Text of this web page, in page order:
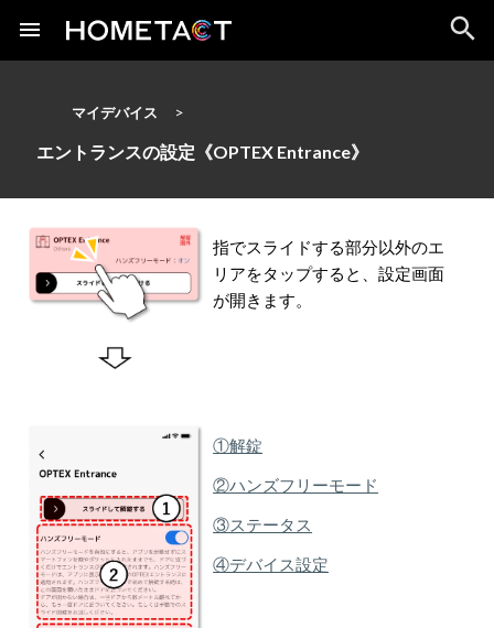
マイデバイス
エントランスの設定《OPTEX Entrance》
指でスライドする部分以外のエ
リアをタップすると、設定画面
が開きます。
①解錠
②ハンズフリーモード
③ステータス
④デバイス設定